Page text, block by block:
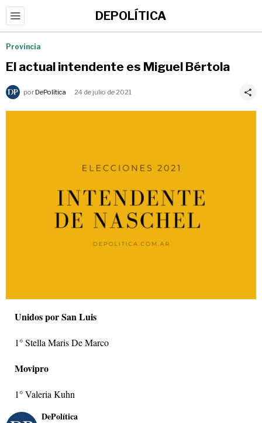
DEPOLÍTICA
Provincia
El actual intendente es Miguel Bértola
por DePolítica 24 de julio de 2021
Unidos por San Luis
1° Stella Maris De Marco
Movipro
1° Valeria Kuhn
DePolítica